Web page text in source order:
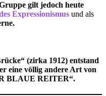
gilt jedoch heute
Expressionismus und als
(zirka 1912) entstand
eine völlig andere Art von
BLAUE REITER“.